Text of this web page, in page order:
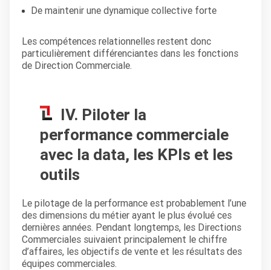
De maintenir une dynamique collective forte
Les compétences relationnelles restent donc
particulièrement différenciantes dans les fonctions
de Direction Commerciale.
IV. Piloter la
performance commerciale
avec la data, les KPIs et les
outils
Le pilotage de la performance est probablement l’une
des dimensions du métier ayant le plus évolué ces
dernières années. Pendant longtemps, les Directions
Commerciales suivaient principalement le chiffre
d’affaires, les objectifs de vente et les résultats des
équipes commerciales.